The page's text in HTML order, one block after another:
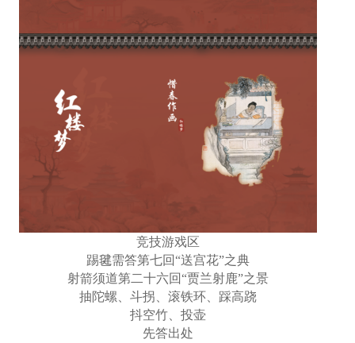
竞技游戏区
踢毽需答第七回“送宫花”之典
射箭须道第二十六回“贾兰射鹿”之景
抽陀螺、斗拐、滚铁环、踩高跷
抖空竹、投壶
先答出处